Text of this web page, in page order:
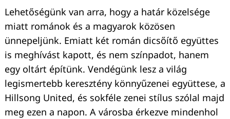
Lehetőségünk van arra, hogy a határ közelsége
miatt románok és a magyarok közösen
ünnepeljünk. Emiatt két román dicsőítő együttes
is meghívást kapott, és nem színpadot, hanem
egy oltárt építünk. Vendégünk lesz a világ
legismertebb keresztény könnyűzenei együttese, a
Hillsong United, és sokféle zenei stílus szólal majd
meg ezen a napon. A városba érkezve mindenhol